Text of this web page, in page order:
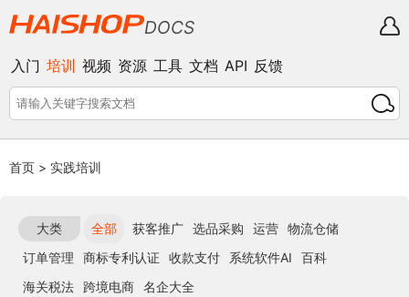
DOCS
入门 培训 视频 资源 工具 文档 API 反馈
首页 > 实践培训
大类 全部 获客推广 选品采购 运营 物流仓储
订单管理
商标专利认证 收款支付 系统软件AI
百科
海关税法 跨境电商 名企大全